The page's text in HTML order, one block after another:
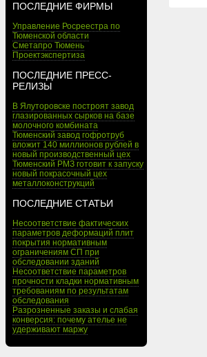
ПОСЛЕДНИЕ ФИРМЫ
Управление Росреестра по
Тюменской области
Сметапро Тюмень
Проектэкспертиза
ПОСЛЕДНИЕ ПРЕСС-
РЕЛИЗЫ
В Ялуторовске построят завод
глазированных сырков на базе
молочного комбината
Тюменский завод гофротруб
вложит 140 миллионов рублей в
новый производственный цех
Тюменский РМЗ готовит к запуску
новый покрасочный цех
металлоконструкций
ПОСЛЕДНИЕ СТАТЬИ
Несоответствие фактических
параметров деформаций плит
покрытия нормативным
ограничениям СП при
обследовании зданий
Несоответствие параметров
прочности кладки нормативным
требованиям по результатам
обследования
Разрозненные заказы и слабая
конверсия: почему ателье не
удерживают маржу